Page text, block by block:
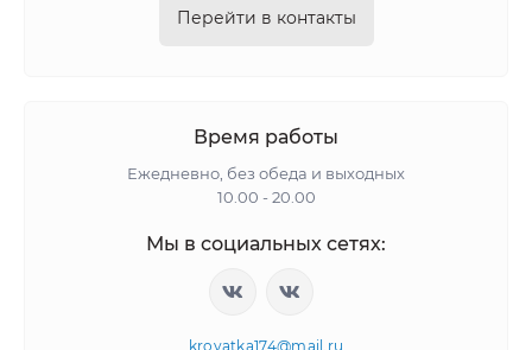
Перейти в контакты
Время работы
Ежедневно, без обеда и выходных
10.00 - 20.00
Мы в социальных сетях:
krovatka174@mail.ru